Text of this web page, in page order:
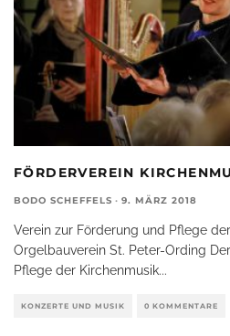
FÖRDERVEREIN
BODO SCHEFFELS · 9. MÄRZ 2018
Verein zur Förderung und Pflege
Orgelbauverein St. Peter-Ording
Pflege der Kirchenmusik...
KONZERTE UND MUSIK 0 KOMMENTARE